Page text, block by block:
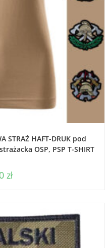
STRAŻ HAFT-DRUK pod
OSP, PSP T-SHIRT
zł